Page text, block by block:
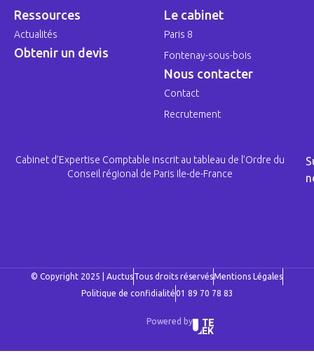
Ressources
Actualités
Obtenir un devis
Le cabinet
Paris 8
Fontenay-sous-bois
Nous contacter
Contact
Recrutement
Cabinet d’Expertise Comptable inscrit au tableau de l’Ordre du
Conseil régional de Paris Ile-de-France
© Copyright 2025 | AuctusTous droits réservésMentions Légales
Politique de confidialité01 89 70 78 83
Powered by